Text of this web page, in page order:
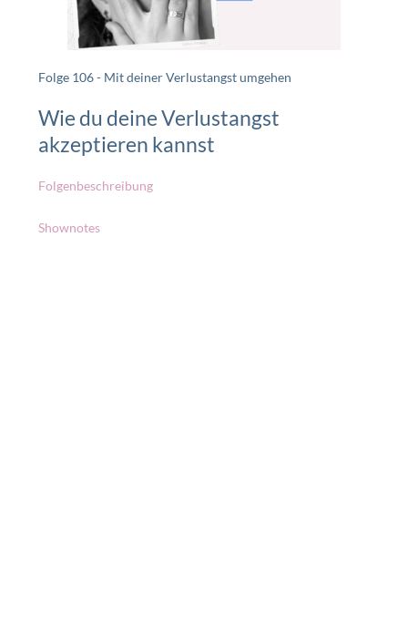
Folge 106 - Mit deiner Verlustangst umgehen
Wie du deine Verlustangst
akzeptieren kannst
Folgenbeschreibung
Shownotes